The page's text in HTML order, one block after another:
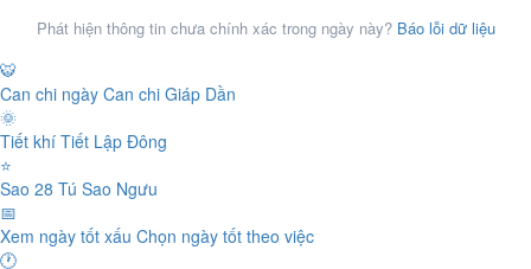
Phát hiện thông tin chưa chính xác trong ngày này? Báo lỗi dữ liệu
🐯
Can chi ngày Can chi Giáp Dần
🌞
Tiết khí Tiết Lập Đông
⭐
Sao 28 Tú Sao Ngưu
📅
Xem ngày tốt xấu Chọn ngày tốt theo việc
🕐